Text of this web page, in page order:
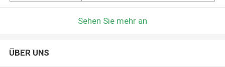
Sehen Sie mehr an
ÜBER UNS